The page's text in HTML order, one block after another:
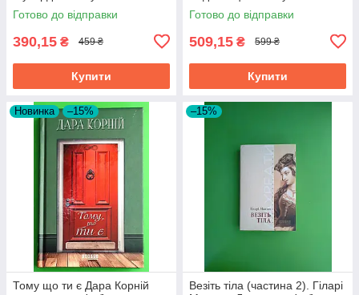
Готово до відправки
390,15 ₴ 459 ₴
Купити
Готово до відправки
509,15 ₴ 599 ₴
Купити
Новинка –15%
Тому що ти є Дара Корній
–15%
Везіть тіла (частина 2). Гіларі